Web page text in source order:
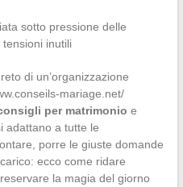
sotto pressione delle
inutili
di un’organizzazione
mariage.net/
per matrimonio e
adattano a tutte le
porre le giuste domande
ecco come ridare
la magia del giorno